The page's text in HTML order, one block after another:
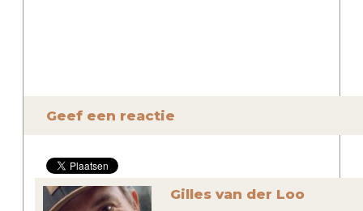
Geef een reactie
Gilles van der Loo